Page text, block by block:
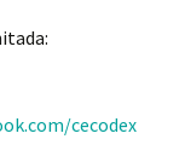
cecodex